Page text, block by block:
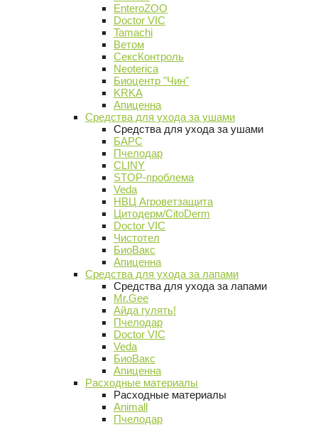
EnteroZOO
Doctor VIC
Tamachi
Ветом
СексКонтроль
Neoterica
Биоцентр "Чин"
KRKA
Апиценна
Средства для ухода за ушами
Средства для ухода за ушами
БАРС
Пчелодар
CLINY
STOP-проблема
Veda
НВЦ Агроветзащита
Цитодерм/CitoDerm
Doctor VIC
Чистотел
БиоВакс
Апиценна
Средства для ухода за лапами
Средства для ухода за лапами
Mr.Gee
Айда гулять!
Пчелодар
Doctor VIC
Veda
БиоВакс
Апиценна
Расходные материалы
Расходные материалы
Animall
Пчелодар